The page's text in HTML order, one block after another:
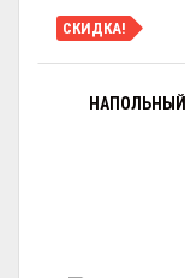
СКИДКА!
НАПОЛЬНЫЙ